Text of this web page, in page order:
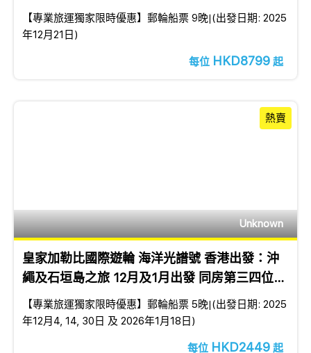
惠】
【專業旅運獨家限時優惠】郵輪船票 9晚│(出發日期: 2025
年12月21日)
每位 HKD8799 起
Unknown
熱賣
皇家加勒比國際遊輪 海洋光譜號 香港出發：沖
繩及石垣島之旅 12月及1月出發 同房第三四位免
船費【獨家優惠】
【專業旅運獨家限時優惠】郵輪船票 5晚│(出發日期: 2025
年12月4, 14, 30日 及 2026年1月18日)
每位 HKD2449 起